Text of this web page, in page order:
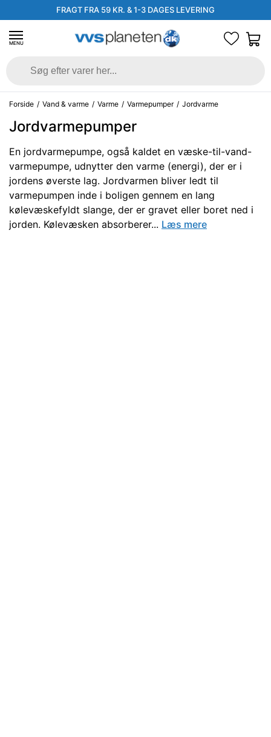
FRAGT FRA 59 KR. & 1-3 DAGES LEVERING
MENU
Forside / Vand & varme / Varme / Varmepumper / Jordvarme
Jordvarmepumper
En jordvarmepumpe, også kaldet en væske-til-vand-
varmepumpe, udnytter den varme (energi), der er i
jordens øverste lag. Jordvarmen bliver ledt til
varmepumpen inde i boligen gennem en lang
kølevæskefyldt slange, der er gravet eller boret ned i
jorden. Kølevæsken absorberer... Læs mere